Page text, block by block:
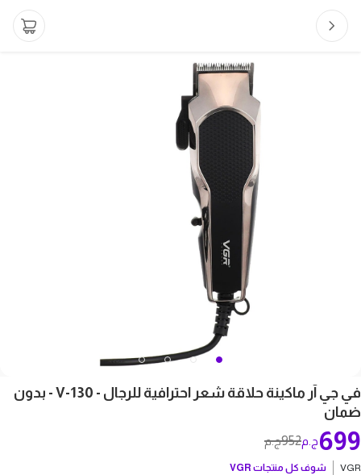
في جي آر ماكينة حلاقة شعر احترافية للرجال - V-130 - بدون
ضمان
952ج.م 699ج.م
VGR شوف كل منتجات VGR